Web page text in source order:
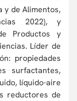
y de Alimentos,
2022), y
Productos y
Líder de
propiedades
surfactantes,
líquido-aire
reductores de